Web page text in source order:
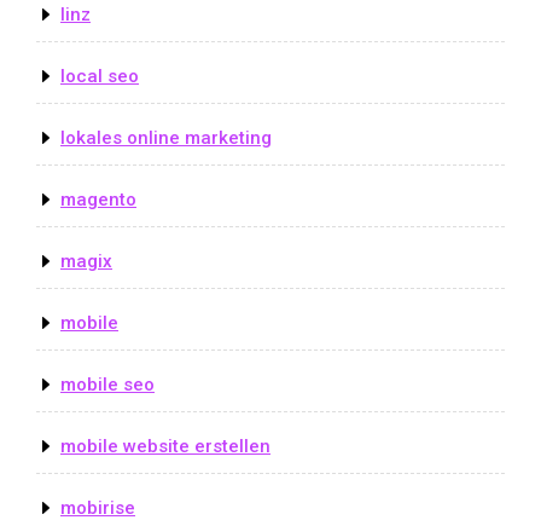
linz
local seo
lokales online marketing
magento
magix
mobile
mobile seo
mobile website erstellen
mobirise